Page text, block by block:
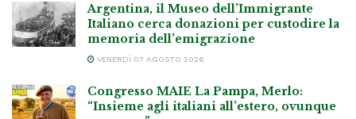
Argentina, il Museo dell’Immigrante
Italiano cerca donazioni per custodire la
memoria dell’emigrazione
VENERDÌ 07 AGOSTO 2026
Congresso MAIE La Pampa, Merlo:
“Insieme agli italiani all’estero, ovunque